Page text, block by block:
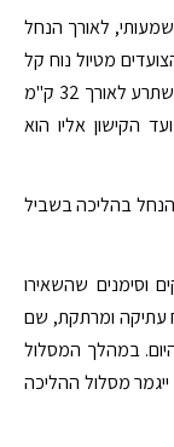
לאורך הנחל
מטיול נוח קל
ונעים לאורך הנחל הזורם כל ימות השנה, הנחל משתרע לאורך 32 ק"מ
הקישון אליו הוא
בהליכה בשביל
וסימנים שהשאירו
עתיקה ומרתקת, שם
במהלך המסלול
ייגמר מסלול ההליכה